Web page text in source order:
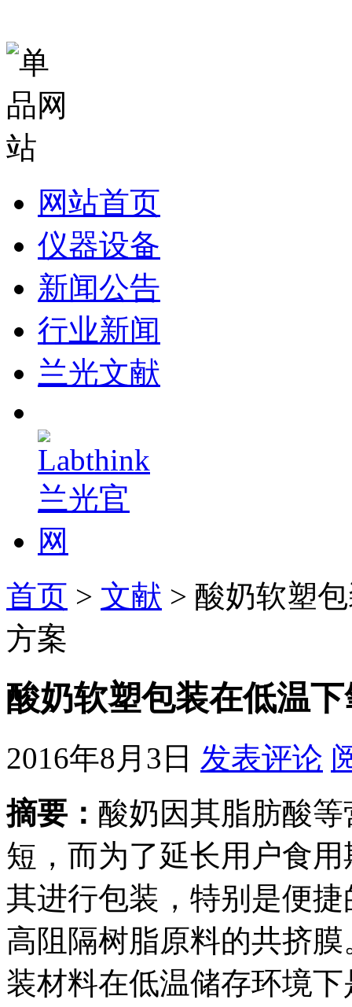
网站首页
仪器设备
新闻公告
行业新闻
兰光文献
首页 > 文献 > 酸奶软塑
方案
酸奶软塑包装在低温
2016年8月3日 发表评论
摘要： 酸奶因其脂肪酸
短，而为了延长用户食
其进行包装，特别是便
高阻隔树脂原料的共挤
装材料在低温储存环境